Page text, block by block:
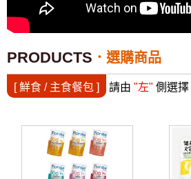
PRODUCTS 選購商品
[ 鮮食 / 主食餐包 ] 請由 "左" 側選擇